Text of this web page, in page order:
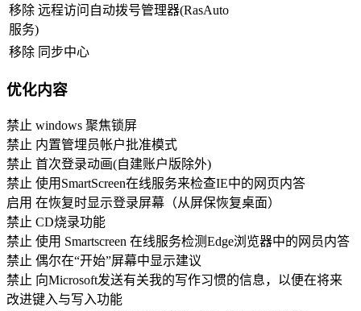
移除 远程访问自动拨号管理器(RasAuto
服务)
移除 同步中心
优化内容
禁止 windows 聚焦锁屏
禁止 内置管埋员帐户批准模式
禁止 首次登录动画(自建账户版除外)
禁止 使用SmartScreen在线服务来检查IE中的网页内答
启用 在恢复时显示登录屏幕（从屏保恢复桌面）
禁止 CD烧录功能
禁止 使用 Smartscreen 在线服务检测Edge浏览器中的网员内答
禁止 偶尔在“开始”屏幕中显示建议
禁止 向Microsoft发送有关我的写作习惯的信息，以便在将来
改进键入与写入功能